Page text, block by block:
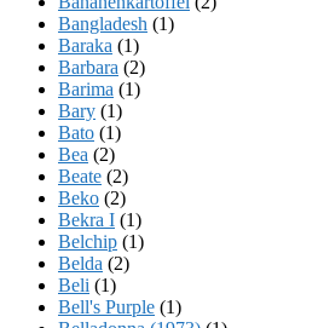
Bangladesh (1)
Baraka (1)
Barbara (2)
Barima (1)
Bary (1)
Bato (1)
Bea (2)
Beate (2)
Beko (2)
Bekra I (1)
Belchip (1)
Belda (2)
Beli (1)
Bell's Purple (1)